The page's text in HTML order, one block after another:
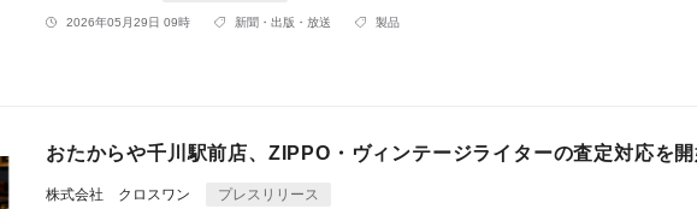
2026年05月29日 09時 新聞・出版・放送 製品
おたからや千川駅前店、ZIPPO・ヴィンテージライターの査定対応を
株式会社 クロスワン プレスリリース